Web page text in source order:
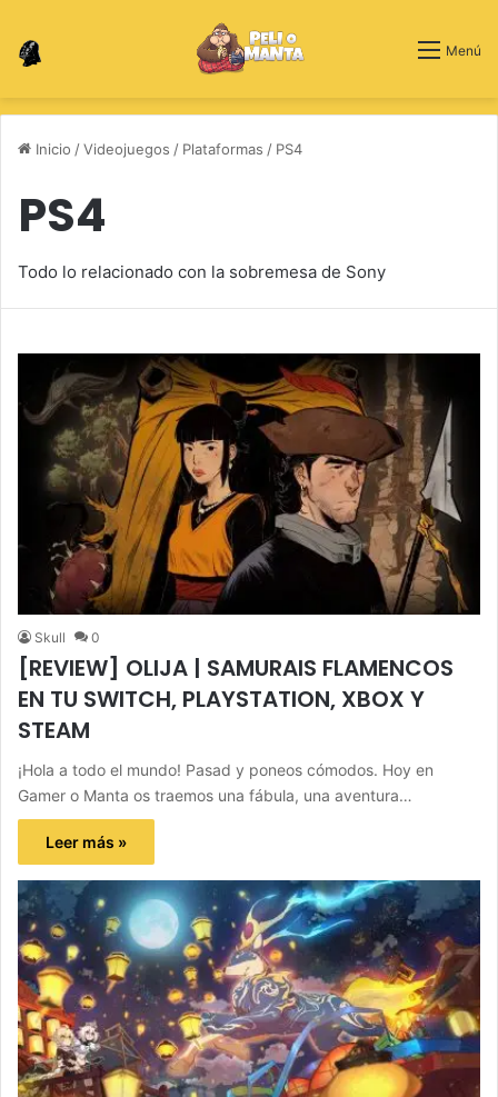
Switch skin Menú
Inicio /Videojuegos / Plataformas / PS4
PS4
Todo lo relacionado con la sobremesa de Sony
Skull 0
[REVIEW] OLIJA | SAMURAIS FLAMENCOS
EN TU SWITCH, PLAYSTATION, XBOX Y
STEAM
¡Hola a todo el mundo! Pasad y poneos cómodos. Hoy en
Gamer o Manta os traemos una fábula, una aventura…
Leer más »